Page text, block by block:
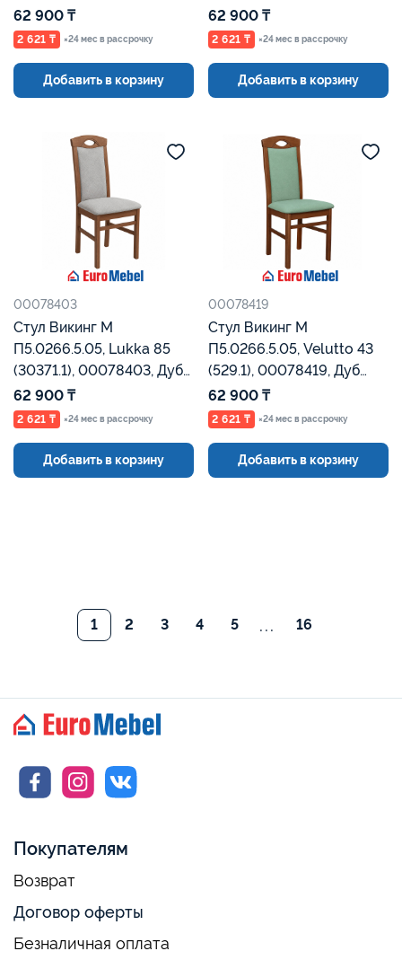
Рустикаль, Евромебель
62 900 ₸
2 621 ₸ ×24 мес в рассрочку
Добавить в корзину
Рустикаль, Евромебель
62 900 ₸
2 621 ₸ ×24 мес в рассрочку
Добавить в корзину
00078403
Стул Викинг М
П5.0266.5.05, Lukka 85
(30371.1), 00078403, Дуб
Рустикаль, Евромебель
62 900 ₸
2 621 ₸ ×24 мес в рассрочку
Добавить в корзину
00078419
Стул Викинг М
П5.0266.5.05, Velutto 43
(529.1), 00078419, Дуб
Рустикаль, Евромебель
62 900 ₸
2 621 ₸ ×24 мес в рассрочку
Добавить в корзину
1 2 3 4 5 ... 16
Покупателям
Возврат
Договор оферты
Безналичная оплата